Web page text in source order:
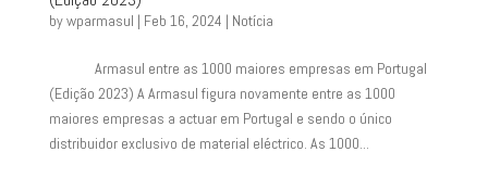
bywparmasul | Feb 16, 2024 | Notícia
Armasul entre as 1000 maiores empresas em Portugal
(Edição 2023) A Armasul figura novamente entre as 1000
maiores empresas a actuar em Portugal e sendo o único
distribuidor exclusivo de material eléctrico. As 1000...